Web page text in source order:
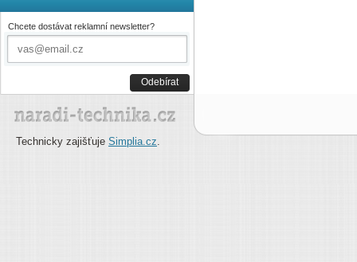
Chcete dostávat reklamní newsletter?
Odebírat
Technicky zajišťuje Simplia.cz.